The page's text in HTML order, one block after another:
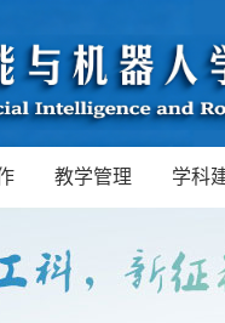
教学管理 学科